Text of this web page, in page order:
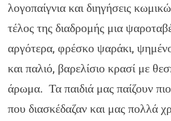
λογοπαίγνια και διηγήσεις
τέλος της διαδρομής μια
αργότερα, φρέσκο ψαράκι,
και παλιό, βαρελίσιο κρασί με
άρωμα. Τα παιδιά μας παίζουν πιο
που διασκέδαζαν και μας πολλά